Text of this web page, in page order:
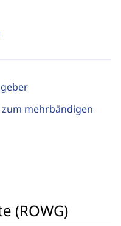
mehrbändigen
(ROWG)